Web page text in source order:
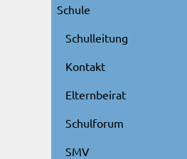
Schule
Schulleitung
Kontakt
Elternbeirat
Schulforum
SMV